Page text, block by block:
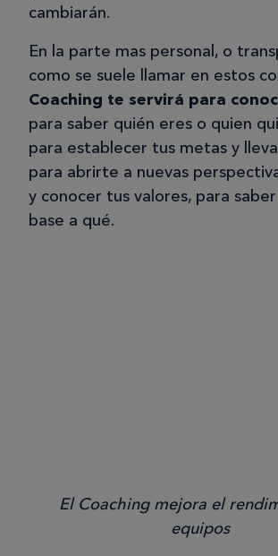
cambiarán.
En la parte mas personal, o
como se suele llamar en estos
Coaching te servirá para
para saber quién eres o quien
para establecer tus metas y
para abrirte a nuevas
y conocer tus valores, para
base a qué.
El Coaching mejora el
equipos